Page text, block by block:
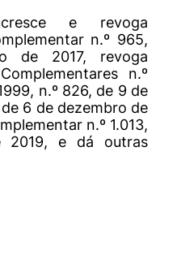
e revoga
n.º 965,
de 2017, revoga
n.º
n.º 826, de 9 de
6 de dezembro de
n.º 1.013,
e dá outras